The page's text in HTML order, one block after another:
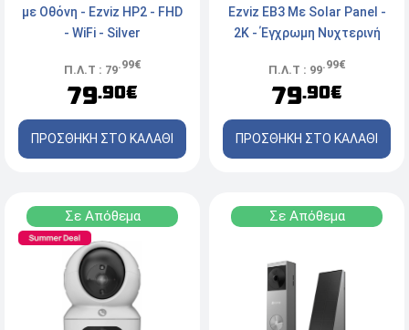
με Οθόνη - Ezviz HP2 - FHD
- WiFi - Silver
Π.Λ.Τ : 79.99€
79.90€
ΠΡΟΣΘΗΚΗ ΣΤΟ ΚΑΛΑΘΙ
Ezviz EB3 Με Solar Panel -
2K - Έγχρωμη Νυχτερινή
Π.Λ.Τ : 99.99€
79.90€
ΠΡΟΣΘΗΚΗ ΣΤΟ ΚΑΛΑΘΙ
Σε Απόθεμα Σε Απόθεμα